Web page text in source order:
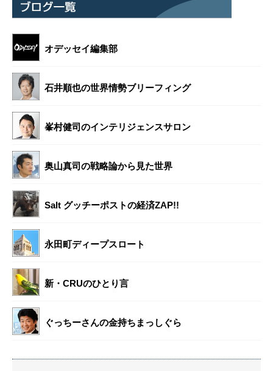
オデッセイ編集部
石井順也の世界情勢ブリーフィング
峯村健司のインテリジェンスサロン
奥山真司の戦略論から見た世界
Salt グッチーポストの経済ZAP!!
永田町ディープスロート
新・CRUのひとり言
ぐっちーさんの金持ちまっしぐら